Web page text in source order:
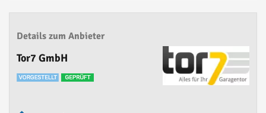
Details zum Anbieter
Tor7 GmbH